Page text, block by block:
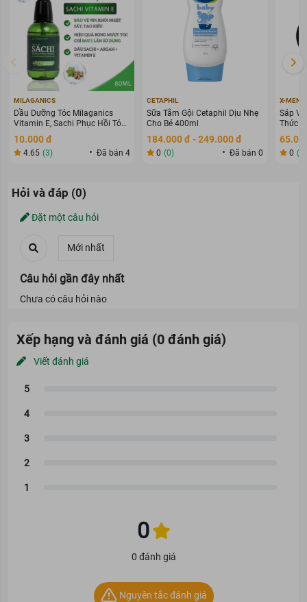
Dầu Xả Bưởi Cocoon cũng chứa thành phần được chiết xuất từ
tinh dầu vỏ bưởi. Vì vậy, sản phẩm có tác dụng chống oxy hóa
cho tóc, kháng khuẩn. Đồng thời bảo vệ tóc tránh khỏi các tác hại
từ môi trường, ánh nắng, hóa chất,... Từ đó, tóc được cung cấp
dưỡng chất đầy đủ và trở nên bóng mượt, giảm gãy rụng, xơ rối.
với mọi loại tóc.
Giải pháp cho tình trạng tóc
Ưu thế nổi bật của Dầu Gội Bưởi Cocoon Giảm Gãy Rụng Tóc
Sản phẩm có khả năng kháng khuẩn và chống oxy hóa cao. Từ
MILAGANICS
Dầu Dưỡng Tóc Milaganics
Vitamin E, Sachi Phục Hồi Tóc
80ml
10.000 đ
4.65 (3) Đã bán 4
CETAPHIL
Sữa Tắm Gội Cetaphil Dịu Nhẹ
Cho Bé 400ml
184.000 đ - 249.000 đ
0 (0) Đã bán 0
X-MEN
Sáp
Thức
70g
0 (0)
Hỏi và đáp (0)
Đặt một câu hỏi
Câu hỏi gần đây nhất
Chưa có câu hỏi nào
Xếp hạng và đánh giá (0 đánh giá)
Viết đánh giá
0
0 đánh giá
Nguyên tắc đánh giá